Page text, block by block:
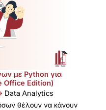
με Python για
Office Edition)
Data Analytics
θέλουν να κάνουν